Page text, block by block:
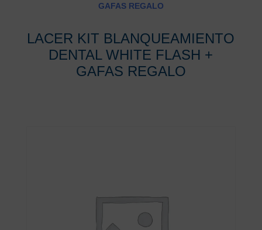
GAFAS REGALO
LACER KIT BLANQUEAMIENTO
DENTAL WHITE FLASH +
GAFAS REGALO